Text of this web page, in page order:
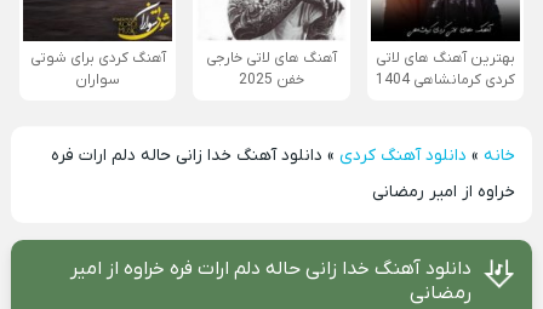
بهترین آهنگ های لاتی
کردی کرمانشاهی 1404
آهنگ های لاتی خارجی
خفن 2025
آهنگ کردی برای شوتی
سواران
خانه» دانلود آهنگ کردی » دانلود آهنگ خدا زانی حاله دلم ارات فره
خراوه از امیر رمضانی
دانلود آهنگ خدا زانی حاله دلم ارات فره خراوه از امیر
رمضانی